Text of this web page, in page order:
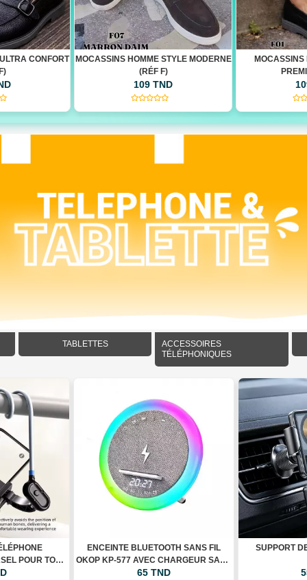
MODERNE
MOCASSINS HOMME QUALITÉ
PREMIUM(RÉF F)
109 TND
MOCASSINS
TABLETTES
ACCESSOIRES
TÉLÉPHONIQUES
POUR TOUR
ENCEINTE BLUETOOTH SANS FIL
OKOP KP-577 AVEC CHARGEUR SANS
FIL, HORLOGE LED ET ÉCLAIRAGE RGB
65 TND
SUPPORT